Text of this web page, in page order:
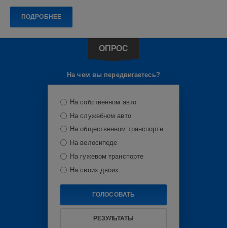
0
Волга,
Volga
кроссоверы,
автомобили,
автомобили
ПОДРОБНЕЕ
ОПРОС
На чем вы передвигаетесь?
На собственном авто
На служебном авто
На общественном транспорте
На велосипеде
На гужевом транспорте
На своих двоих
ГОЛОСОВАТЬ
РЕЗУЛЬТАТЫ